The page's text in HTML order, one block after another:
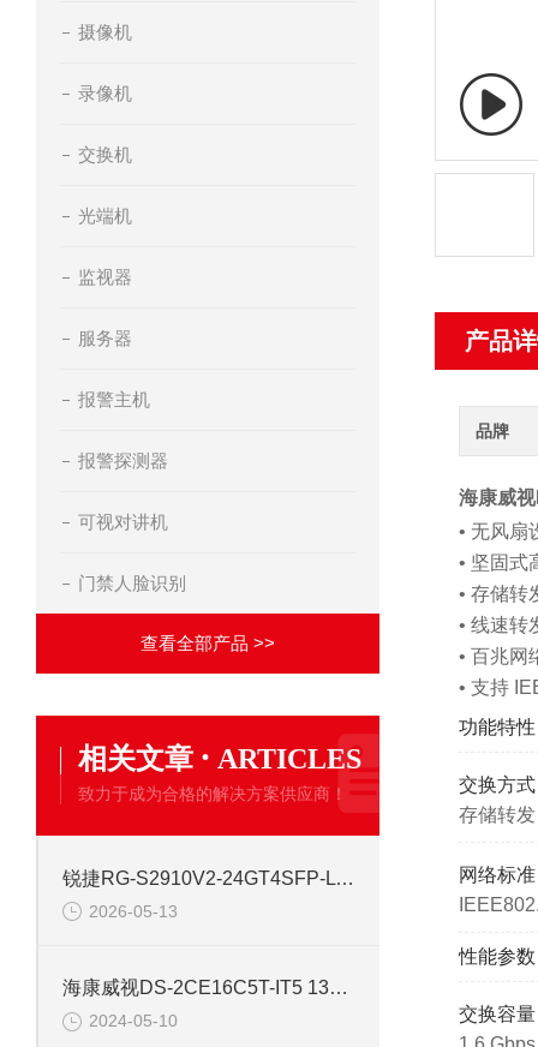
摄像机
录像机
交换机
光端机
监视器
服务器
报警主机
报警探测器
可视对讲机
门禁人脸识别
查看全部产品 >>
相关文章 · ARTICLES
致力于成为合格的解决方案供应商！
锐捷RG-S2910V2-24GT4SFP-L 24口网管千兆交换机
2026-05-13
海康威视DS-2CE16C5T-IT5 130万红外高清同轴交换机
2024-05-10
产品
品牌
海康威
• 无风扇
• 坚固式
• 存储转
• 线速转
• 百兆网
• 支持
功能特性
交换方
存储转发
网络标
性能参数
交换容